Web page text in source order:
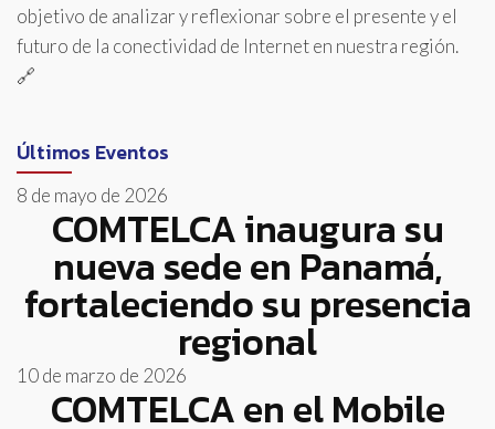
objetivo de analizar y reflexionar sobre el presente y el
futuro de la conectividad de Internet en nuestra región.
🔗
Últimos Eventos
8 de mayo de 2026
COMTELCA inaugura su
nueva sede en Panamá,
fortaleciendo su presencia
regional
10 de marzo de 2026
COMTELCA en el Mobile